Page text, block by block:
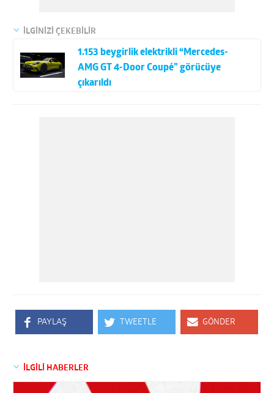
İLGİNİZİ ÇEKEBİLİR
1.153 beygirlik elektrikli “Mercedes-
AMG GT 4-Door Coupé” görücüye
çıkarıldı
PAYLAŞ TWEETLE GÖNDER
İLGİLİ HABERLER